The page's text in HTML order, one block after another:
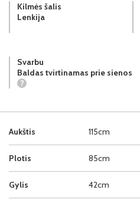
Aukštis 115cm
Plotis 85cm
Gylis 42cm
Kilmės šalis
Lenkija
Svarbu
Baldas tvirtinamas prie sienos
?